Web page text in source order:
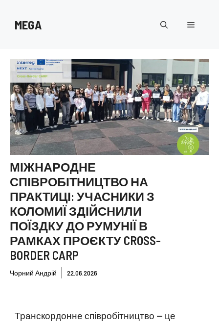
MEGA Меню
МІЖНАРОДНЕ
СПІВРОБІТНИЦТВО НА
ПРАКТИЦІ: УЧАСНИКИ З
КОЛОМИЇ ЗДІЙСНИЛИ
ПОЇЗДКУ ДО РУМУНІЇ В
РАМКАХ ПРОЄКТУ CROSS-
BORDER CARP
Чорний Андрій 22.06.2026
Транскордонне співробітництво — це